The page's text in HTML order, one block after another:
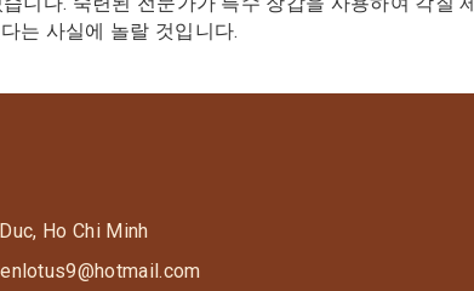
는 사실에 놀랄 것입니다.
Ho Chi Minh